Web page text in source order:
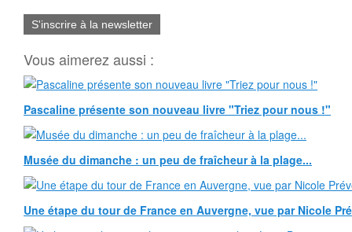
S'inscrire à la newsletter
Vous aimerez aussi :
Pascaline présente son nouveau livre "Triez pour nous !"
Musée du dimanche : un peu de fraîcheur à la plage...
Une étape du tour de France en Auvergne, vue par Nicole